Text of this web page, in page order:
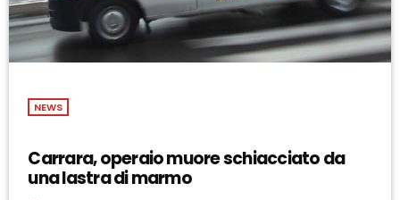
NEWS
Carrara, operaio muore schiacciato da
una lastra di marmo